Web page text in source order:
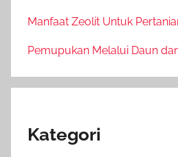
Manfaat Zeolit Untuk
Pemupukan Melalui Daun
Kategori